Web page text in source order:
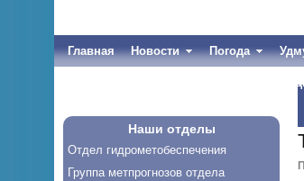
Главная Новости Погода
Весеннее половодье и дождевые
Наши отделы
Отдел гидрометобеспечения
Группа метпрогнозов отдела